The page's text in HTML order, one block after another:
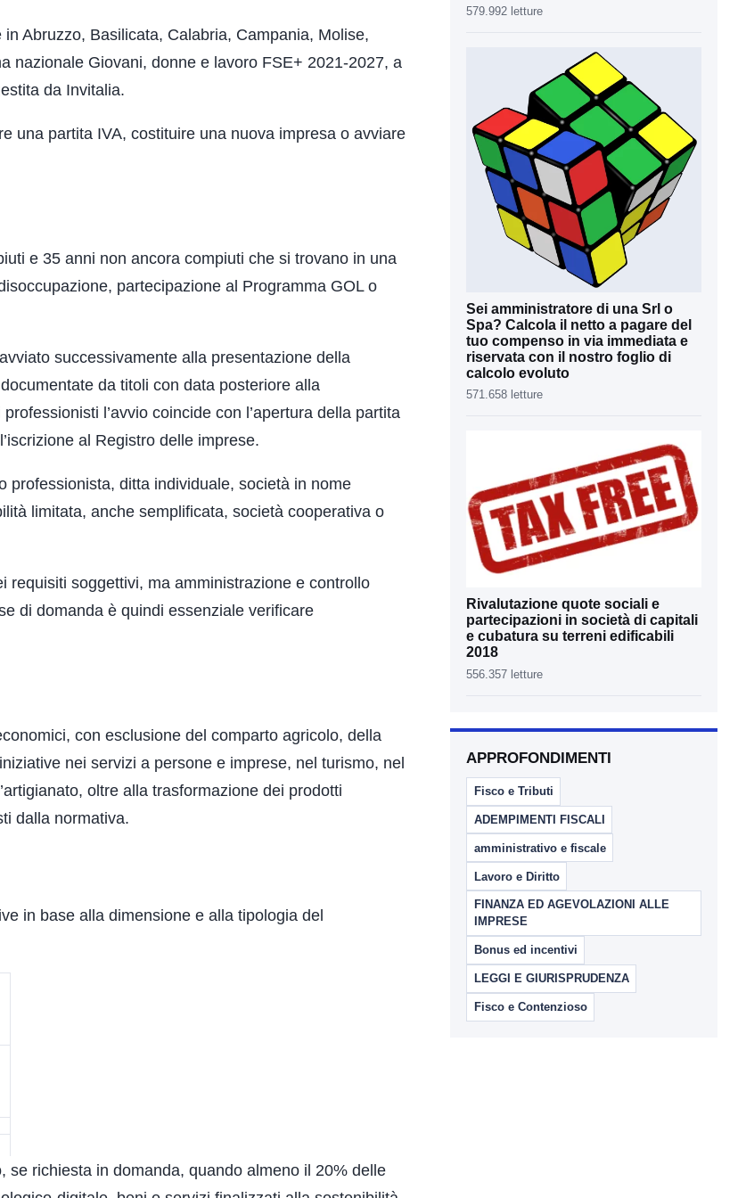
Abruzzo, Basilicata, Calabria, Campania, Molise,
nazionale Giovani, donne e lavoro FSE+ 2021-2027, a
da Invitalia.
una partita IVA, costituire una nuova impresa o avviare
e 35 anni non ancora compiuti che si trovano in una
partecipazione al Programma GOL o
successivamente alla presentazione della
da titoli con data posteriore alla
l’avvio coincide con l’apertura della partita
al Registro delle imprese.
professionista, ditta individuale, società in nome
limitata, anche semplificata, società cooperativa o
requisiti soggettivi, ma amministrazione e controllo
di domanda è quindi essenziale verificare
con esclusione del comparto agricolo, della
nei servizi a persone e imprese, nel turismo, nel
oltre alla trasformazione dei prodotti
dalla normativa.
in base alla dimensione e alla tipologia del
richiesta in domanda, quando almeno il 20% delle
579.992 letture
Sei amministratore di una Srl o
Spa? Calcola il netto a pagare del
tuo compenso in via immediata e
riservata con il nostro foglio di
calcolo evoluto
571.658 letture
Rivalutazione quote sociali e
partecipazioni in società di capitali
e cubatura su terreni edificabili
2018
556.357 letture
APPROFONDIMENTI
Fisco e Tributi
ADEMPIMENTI FISCALI
amministrativo e fiscale
Lavoro e Diritto
FINANZA ED AGEVOLAZIONI ALLE
IMPRESE
Bonus ed incentivi
LEGGI E GIURISPRUDENZA
Fisco e Contenzioso